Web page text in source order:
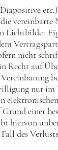
Lichtbilder
nicht
Recht auf
nur im
einer
hiervon
des